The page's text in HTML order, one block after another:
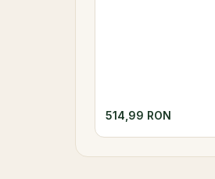
514,99 RON